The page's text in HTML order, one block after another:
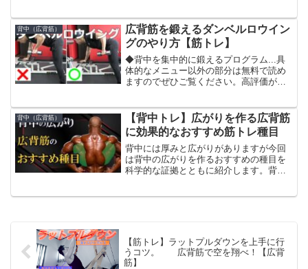
背中（広背筋）
広背筋を鍛えるダンベルロウイン
グのやり方【筋トレ】
◆背中を集中的に鍛えるプログラム...具
体的なメニュー以外の部分は無料で読め
ますのでぜひご覧ください。高評価が多
ブログで懸垂編使用リストストラップ
【ジム】 *ビジター利...
背中（広背筋）
【背中トレ】広がりを作る広背筋
に効果的なおすすめ筋トレ種目
背中には厚みと広がりがありますが今回
は背中の広がりを作るおすすめの種目を
科学的な証拠とともに紹介します。背中
【筋トレ】ラットプルダウンを上手に行
うコツ。 広背筋で空を翔べ！【広背
筋】